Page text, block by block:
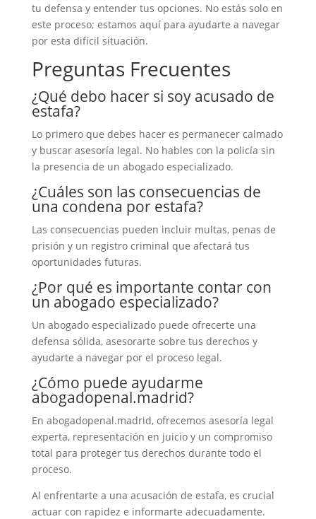
tu defensa y entender tus opciones. No estás solo en
este proceso; estamos aquí para ayudarte a navegar
por esta difícil situación.
Preguntas Frecuentes
¿Qué debo hacer si soy acusado de
estafa?
Lo primero que debes hacer es permanecer calmado
y buscar asesoría legal. No hables con la policía sin
la presencia de un abogado especializado.
¿Cuáles son las consecuencias de
una condena por estafa?
Las consecuencias pueden incluir multas, penas de
prisión y un registro criminal que afectará tus
oportunidades futuras.
¿Por qué es importante contar con
un abogado especializado?
Un abogado especializado puede ofrecerte una
defensa sólida, asesorarte sobre tus derechos y
ayudarte a navegar por el proceso legal.
¿Cómo puede ayudarme
abogadopenal.madrid?
En abogadopenal.madrid, ofrecemos asesoría legal
experta, representación en juicio y un compromiso
total para proteger tus derechos durante todo el
proceso.
Al enfrentarte a una acusación de estafa, es crucial
actuar con rapidez e informarte adecuadamente.